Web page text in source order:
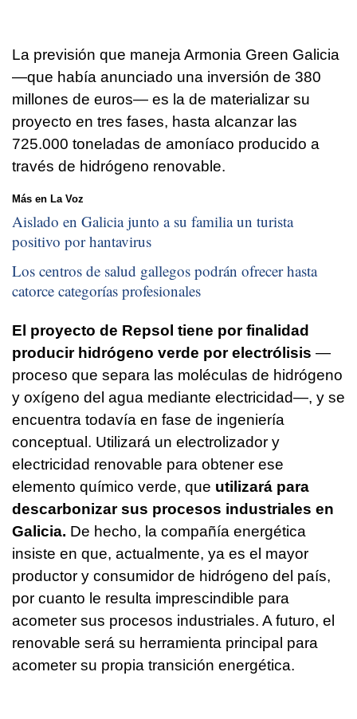
La previsión que maneja Armonia Green Galicia
—que había anunciado una inversión de 380
millones de euros— es la de materializar su
proyecto en tres fases, hasta alcanzar las
725.000 toneladas de amoníaco producido a
través de hidrógeno renovable.
Más en La Voz
Aislado en Galicia junto a su familia un turista
positivo por hantavirus
Los centros de salud gallegos podrán ofrecer hasta
catorce categorías profesionales
El proyecto de Repsol tiene por finalidad
producir hidrógeno verde por electrólisis —
proceso que separa las moléculas de hidrógeno
y oxígeno del agua mediante electricidad—, y se
encuentra todavía en fase de ingeniería
conceptual. Utilizará un electrolizador y
electricidad renovable para obtener ese
elemento químico verde, que utilizará para
descarbonizar sus procesos industriales en
Galicia. De hecho, la compañía energética
insiste en que, actualmente, ya es el mayor
productor y consumidor de hidrógeno del país,
por cuanto le resulta imprescindible para
acometer sus procesos industriales. A futuro, el
renovable será su herramienta principal para
acometer su propia transición energética.